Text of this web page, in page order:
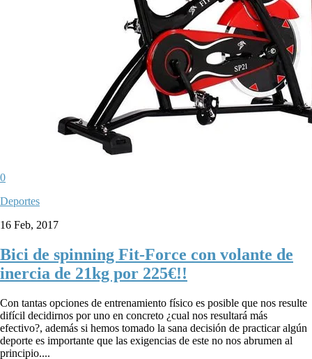
0
Deportes
16 Feb, 2017
Bici de spinning Fit-Force con volante de
inercia de 21kg por 225€!!
Con tantas opciones de entrenamiento físico es posible que nos resulte
difícil decidirnos por uno en concreto ¿cual nos resultará más
efectivo?, además si hemos tomado la sana decisión de practicar algún
deporte es importante que las exigencias de este no nos abrumen al
principio....